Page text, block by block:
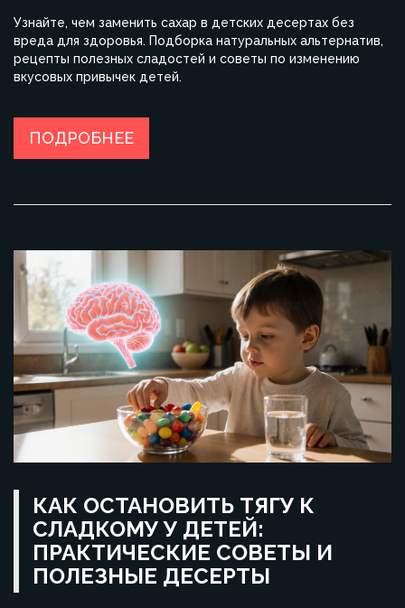
Узнайте, чем заменить сахар в детских десертах без
вреда для здоровья. Подборка натуральных альтернатив,
рецепты полезных сладостей и советы по изменению
вкусовых привычек детей.
ПОДРОБНЕЕ
КАК ОСТАНОВИТЬ ТЯГУ К
СЛАДКОМУ У ДЕТЕЙ:
ПРАКТИЧЕСКИЕ СОВЕТЫ И
ПОЛЕЗНЫЕ ДЕСЕРТЫ